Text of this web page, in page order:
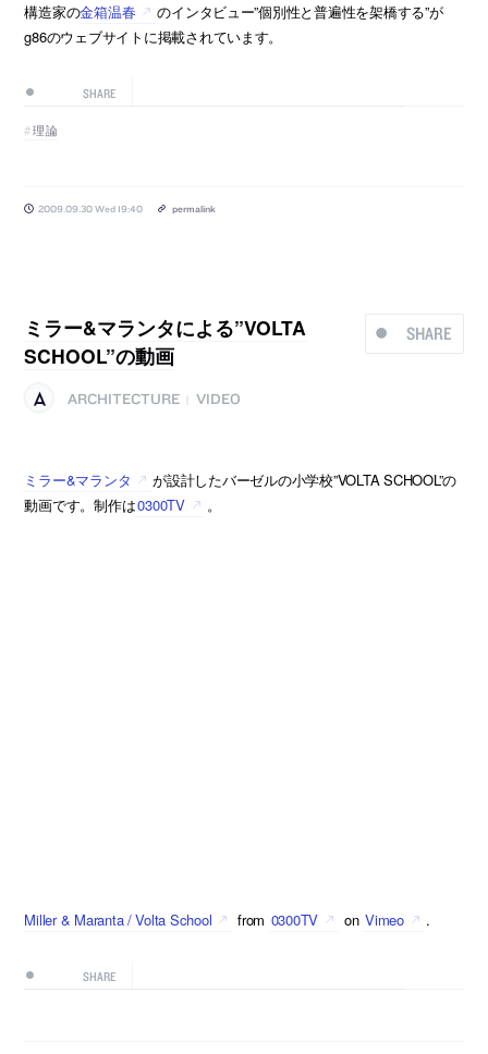
構造家の金箱温春
のインタビュー”個別性と普遍性を架橋する”が
g86のウェブサイトに掲載されています。
SHARE
理論
2009.09.30 Wed 19:40 permalink
SHARE
ミラー&マランタによる”VOLTA
SCHOOL”の動画
ARCHITECTURE VIDEO
ミラー&マランタ
が設計したバーゼルの小学校”VOLTA SCHOOL”の
動画です。制作は0300TV 。
Miller & Maranta / Volta School from 0300TV on Vimeo .
SHARE